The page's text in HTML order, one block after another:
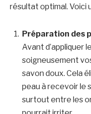
résultat optimal. Voici
Préparation des
Avant d’appliquer
soigneusement
savon doux. Cela
peau à recevoir le
surtout entre les